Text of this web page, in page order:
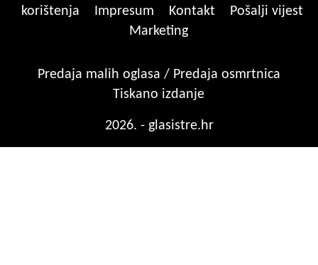
korištenja
Impresum Kontakt
Pošalji vijest
Marketing
Predaja malih oglasa / Predaja osmrtnica
Tiskano izdanje
2026. - glasistre.hr